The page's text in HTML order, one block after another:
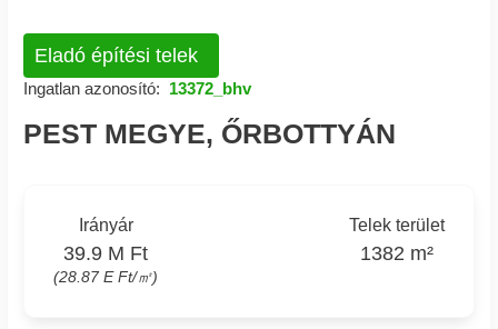
Eladó építési telek
Ingatlan azonosító: 13372_bhv
PEST MEGYE, ŐRBOTTYÁN
Irányár
39.9 M Ft
(28.87 E Ft/㎡)
Telek terület
1382 m²